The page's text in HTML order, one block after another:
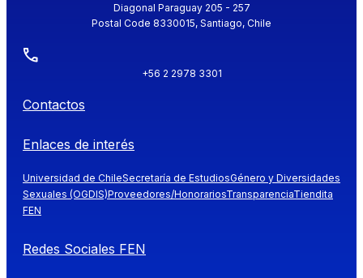
Diagonal Paraguay 205 - 257
Postal Code 8330015, Santiago, Chile
+56 2 2978 3301
Contactos
Enlaces de interés
Universidad de ChileSecretaría de EstudiosGénero y Diversidades
Sexuales (OGDIS)Proveedores/HonorariosTransparenciaTiendita
FEN
Redes Sociales FEN